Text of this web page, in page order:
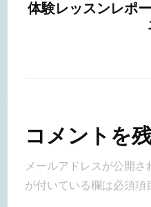
体験レッスンレポ
コメントを
メールアドレスが公開さ
が付いている欄は必須項